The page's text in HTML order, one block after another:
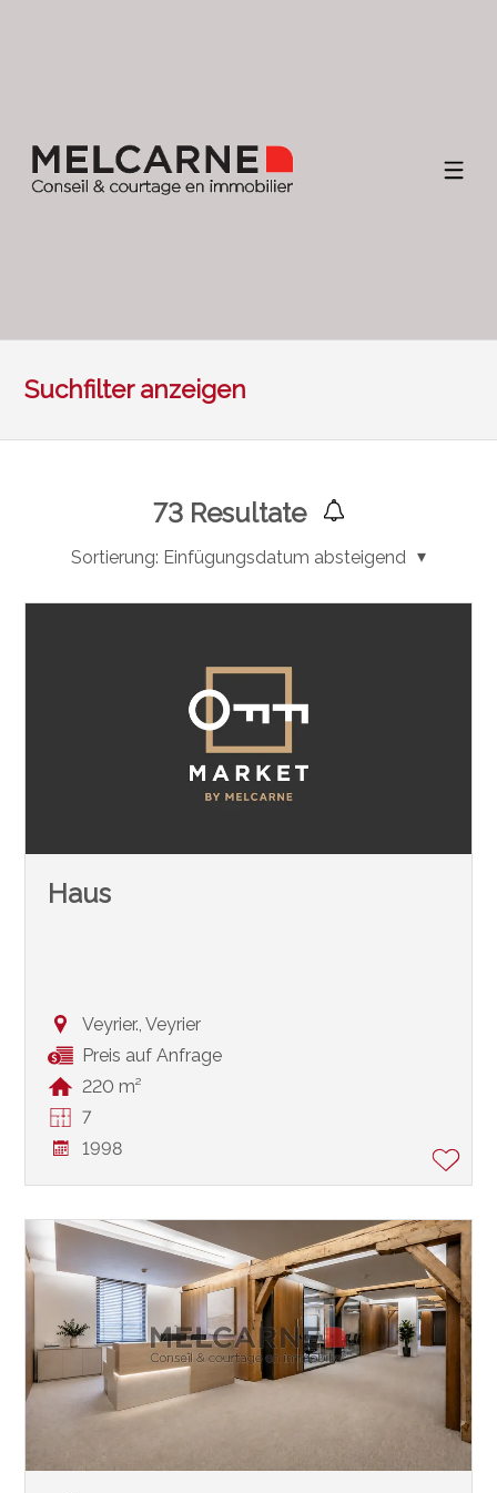
Suchfilter anzeigen
73Resultate
Sortierung: Einfügungsdatum absteigend
Haus
Veyrier., Veyrier
Preis auf Anfrage
220 m²
7
1998